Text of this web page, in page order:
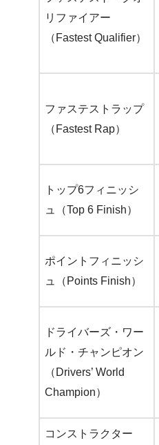
リファイアー
（Fastest Qualifier）
ファステストラップ
（Fastest Rap）
トップ6フィニッシ
ュ（Top 6 Finish）
ポイントフィニッシ
ュ（Points Finish）
ドライバーズ・ワー
ルド・チャンピオン
（Drivers’ World
Champion）
コンストラクター